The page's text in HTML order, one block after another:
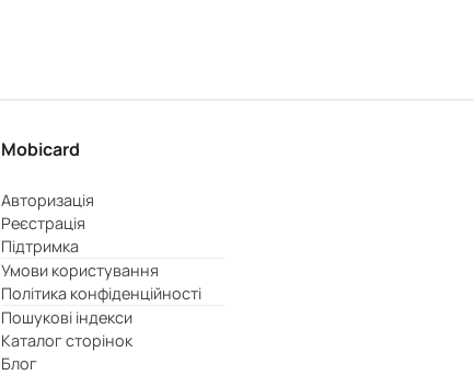
Mobicard
Авторизація
Реєстрація
Підтримка
Умови користування
Політика конфіденційності
Пошукові індекси
Каталог сторінок
Блог